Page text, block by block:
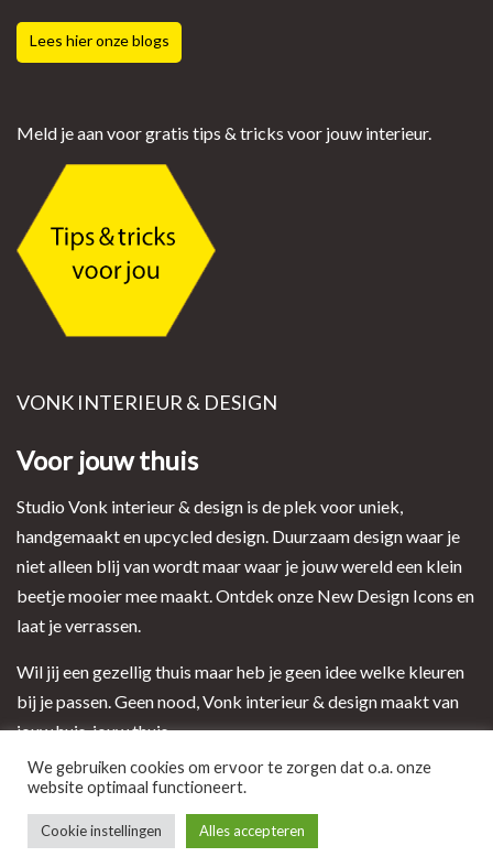
Lees hier onze blogs
Meld je aan voor gratis tips & tricks voor jouw interieur.
VONK INTERIEUR & DESIGN
Voor jouw thuis
Studio Vonk interieur & design is de plek voor uniek,
handgemaakt en upcycled design. Duurzaam design waar je
niet alleen blij van wordt maar waar je jouw wereld een klein
beetje mooier mee maakt. Ontdek onze New Design Icons en
laat je verrassen.
Wil jij een gezellig thuis maar heb je geen idee welke kleuren
bij je passen. Geen nood, Vonk interieur & design maakt van
jouw huis, jouw thuis.
Ontwerp en realisatie door i-match webconcepts
We gebruiken cookies om ervoor te zorgen dat o.a. onze
website optimaal functioneert.
Cookie instellingen Alles accepteren